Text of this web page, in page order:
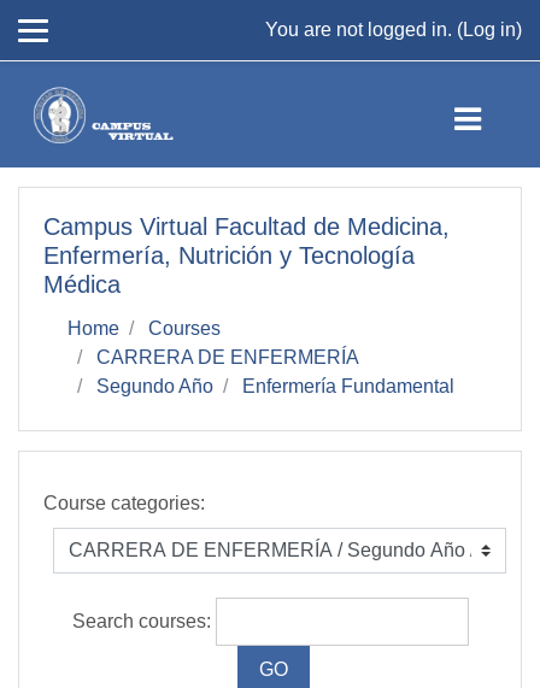
You are not logged in. (Log in)
Campus Virtual Facultad de Medicina,
Enfermería, Nutrición y Tecnología
Médica
Home
Courses
CARRERA DE ENFERMERÍA
Segundo Año
Enfermería Fundamental
Course categories:
Search courses: